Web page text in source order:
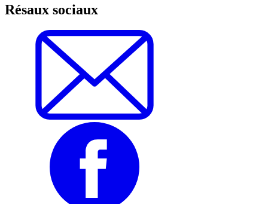
Résaux sociaux